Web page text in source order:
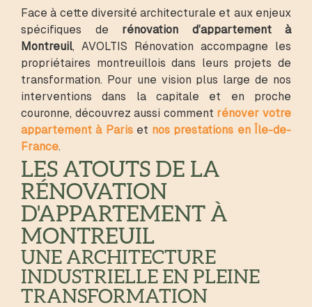
Face à cette diversité architecturale et aux enjeux
spécifiques de rénovation d’appartement à
Montreuil, AVOLTIS Rénovation accompagne les
propriétaires montreuillois dans leurs projets de
transformation. Pour une vision plus large de nos
interventions dans la capitale et en proche
couronne, découvrez aussi comment rénover votre
appartement à Pariset nos prestations en Île-de-
France.
LES ATOUTS DE LA
RÉNOVATION
D'APPARTEMENT À
MONTREUIL
UNE ARCHITECTURE
INDUSTRIELLE EN PLEINE
TRANSFORMATION